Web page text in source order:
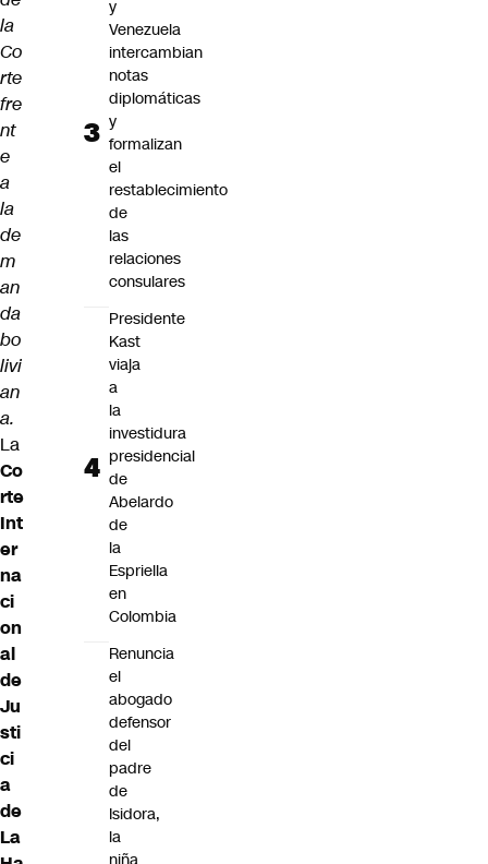
la
Co
rte
fre
nt
e
a
la
de
m
an
da
bo
livi
an
a.
La
Co
rte
Int
er
na
ci
on
al
de
Ju
sti
ci
a
de
La
y
Venezuela
intercambian
notas
diplomáticas
y
formalizan
el
restablecimiento
de
las
relaciones
consulares
Presidente
Kast
viaja
a
la
investidura
presidencial
de
Abelardo
de
la
Espriella
en
Colombia
Renuncia
el
abogado
defensor
del
padre
de
Isidora,
la
niña